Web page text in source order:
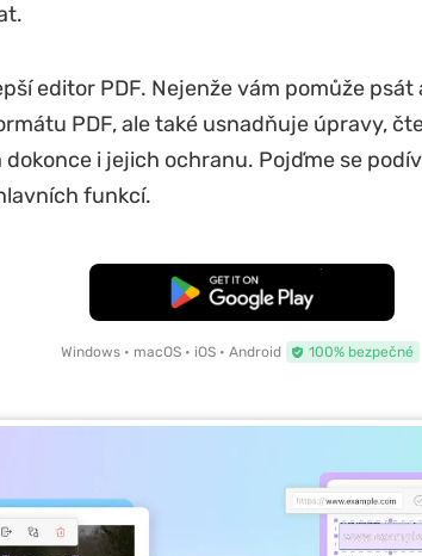
editor PDF. Nejenže vám pomůže
PDF, ale také usnadňuje úpravy,
dokonce i jejich ochranu. Pojďme se
funkcí.
Bezplatné stažení
Windows • macOS • iOS • Android 100% bezpečné